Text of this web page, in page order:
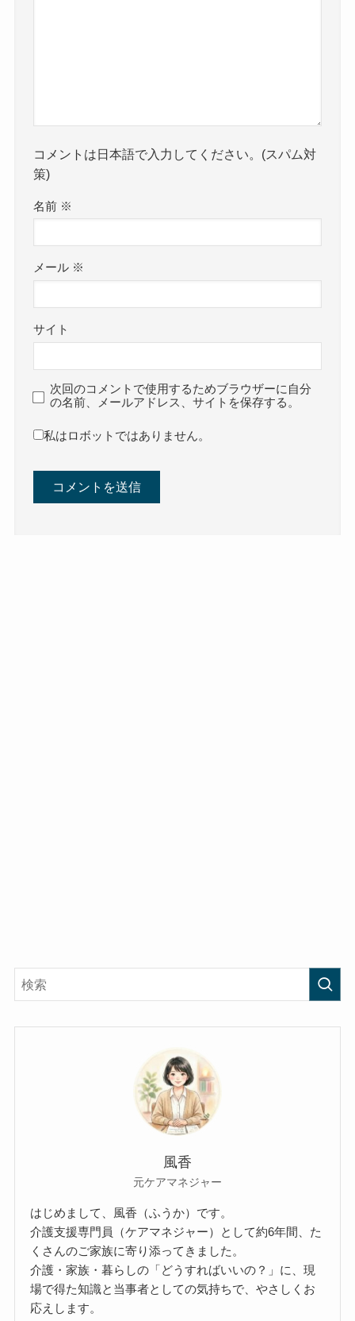
コメントは日本語で入力してください。(スパム対
策)
名前 ※
メール ※
サイト
次回のコメントで使用するためブラウザーに自分
の名前、メールアドレス、サイトを保存する。
私はロボットではありません。
風香
元ケアマネジャー
はじめまして、風香（ふうか）です。
介護支援専門員（ケアマネジャー）として約6年間、た
くさんのご家族に寄り添ってきました。
介護・家族・暮らしの「どうすればいいの？」に、現
場で得た知識と当事者としての気持ちで、やさしくお
応えします。